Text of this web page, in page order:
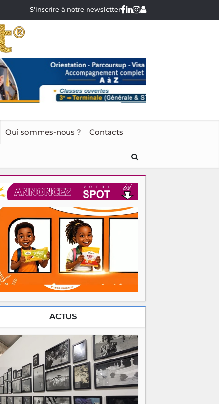
S'inscrire à notre newsletter
Qui sommes-nous ? Contacts
ACTUS